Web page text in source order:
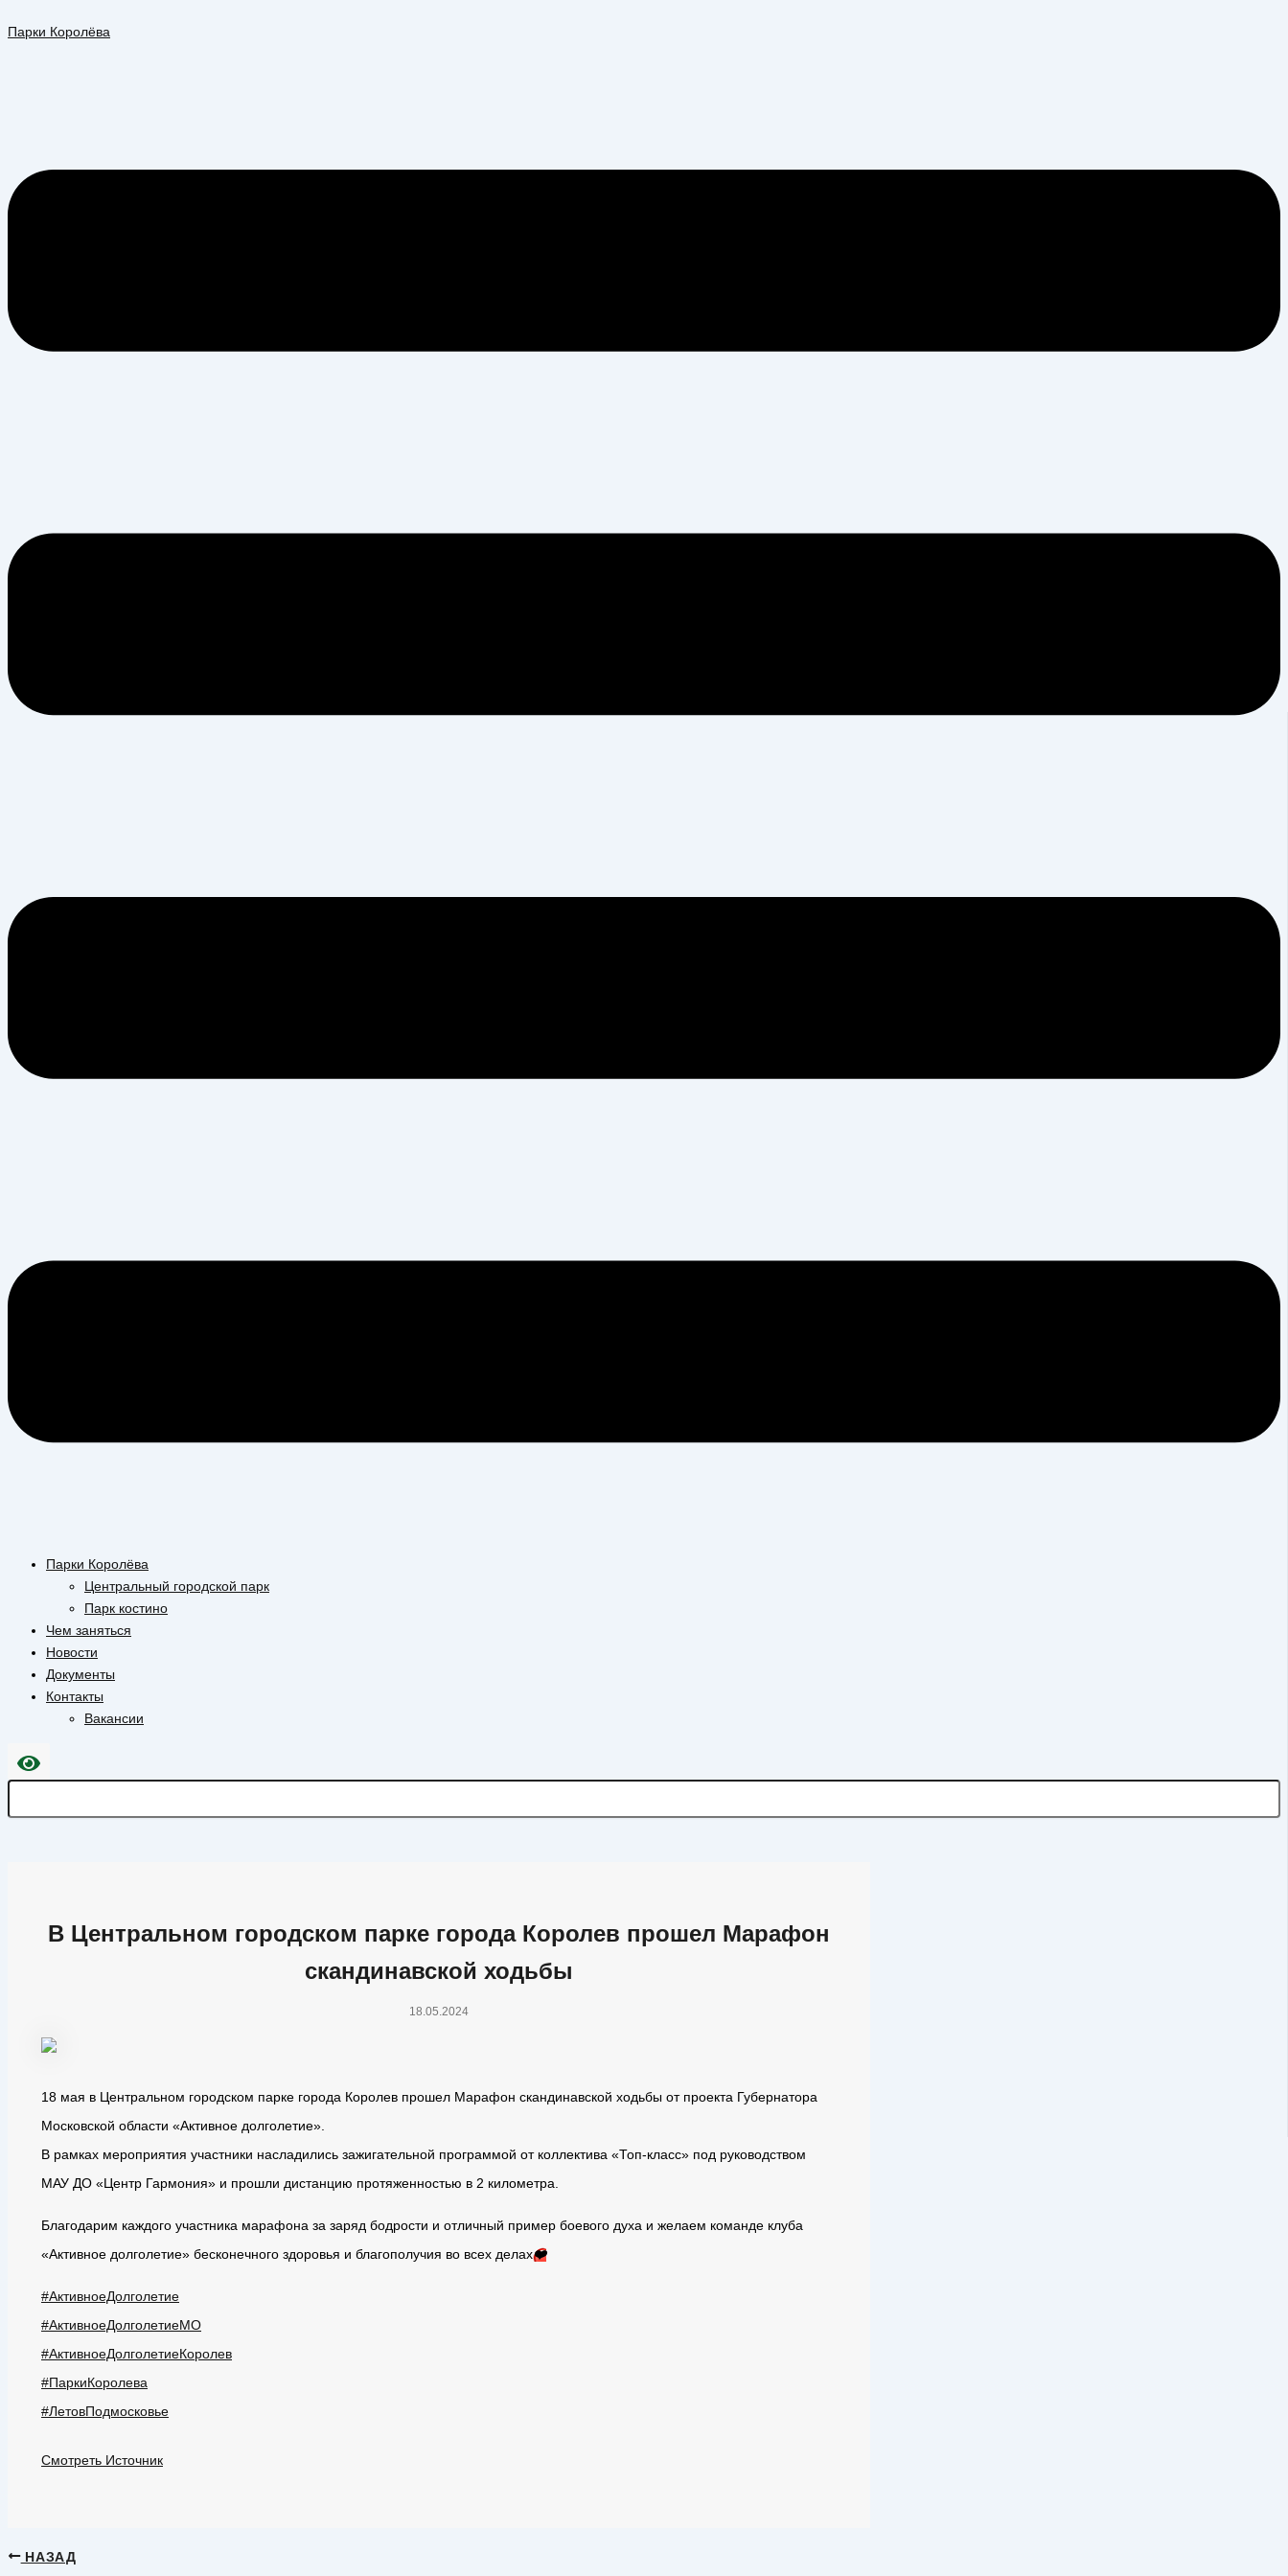
кПарки Королёва
Парки Королёва
Центральный городской парк
Парк костино
Чем заняться
Новости
Документы
Контакты
Вакансии
В Центральном городском парке города Королев прошел Марафон
скандинавской ходьбы
18.05.2024
18 мая в Центральном городском парке города Королев прошел Марафон скандинавской ходьбы от проекта Губернатора
Московской области «Активное долголетие».
В рамках мероприятия участники насладились зажигательной программой от коллектива «Топ-класс» под руководством
МАУ ДО «Центр Гармония» и прошли дистанцию протяженностью в 2 километра.
Благодарим каждого участника марафона за заряд бодрости и отличный пример боевого духа и желаем команде клуба
«Активное долголетие» бесконечного здоровья и благополучия во всех делах❤️
#АктивноеДолголетие
#АктивноеДолголетиеМО
#АктивноеДолголетиеКоролев
#ПаркиКоролева
#ЛетовПодмосковье
Смотреть Источник
НАЗАД